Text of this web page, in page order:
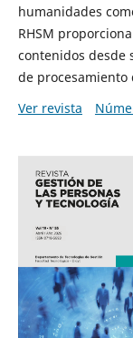
humanidades
RHSM
contenidos desde
de
Ver revista